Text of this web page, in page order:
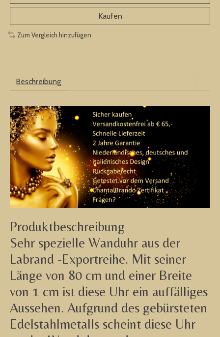
Kaufen
Zum Vergleich hinzufügen
Beschreibung
Produktbeschreibung
Sehr spezielle Wanduhr aus der
Labrand -Exportreihe. Mit seiner
Länge von 80 cm und einer Breite
von 1 cm ist diese Uhr ein auffälliges
Aussehen. Aufgrund des gebürsteten
Edelstahlmetalls scheint diese Uhr